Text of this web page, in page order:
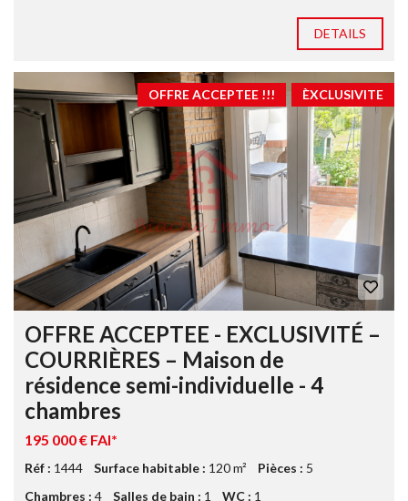
DETAILS
ÈXCLUSIVITE
OFFRE ACCEPTEE !!!
OFFRE ACCEPTEE - EXCLUSIVITÉ –
COURRIÈRES – Maison de
résidence semi-individuelle - 4
chambres
195 000 € FAI*
Réf : 1444 Surface habitable : 120 m² Pièces : 5
Chambres : 4 Salles de bain : 1 WC : 1